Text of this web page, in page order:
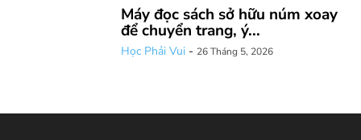
Máy đọc sách sở hữu núm xoay
để chuyển trang, ý...
Học Phải Vui - 26 Tháng 5, 2026